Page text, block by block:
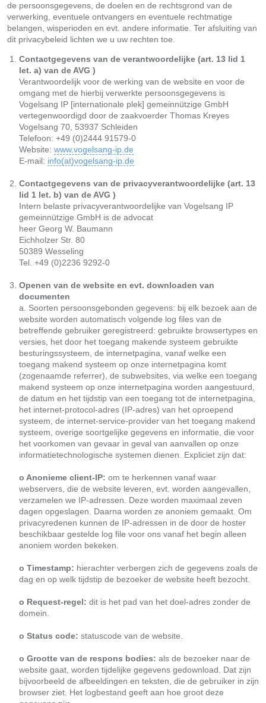
de persoonsgegevens, de doelen en de rechtsgrond van de
verwerking, eventuele ontvangers en eventuele rechtmatige
belangen, wisperioden en evt. andere informatie. Ter afsluiting van
dit privacybeleid lichten we u uw rechten toe.
Contactgegevens van de verantwoordelijke (art. 13 lid 1
let. a) van de AVG )
Verantwoordelijk voor de werking van de website en voor de
omgang met de hierbij verwerkte persoonsgegevens is
Vogelsang IP [internationale plek] gemeinnützige GmbH
vertegenwoordigd door de zaakvoerder Thomas Kreyes
Vogelsang 70, 53937 Schleiden
Telefoon: +49 (0)2444 91579-0
Website: www.vogelsang-ip.de
E-mail: info(at)vogelsang-ip.de
Contactgegevens van de privacyverantwoordelijke (art. 13
lid 1 let. b) van de AVG )
Intern belaste privacyverantwoordelijke van Vogelsang IP
gemeinnützige GmbH is de advocat
heer Georg W. Baumann
Eichholzer Str. 80
50389 Wesseling
Tel. +49 (0)2236 9292-0
Openen van de website en evt. downloaden van
documenten
a. Soorten persoonsgebonden gegevens: bij elk bezoek aan de
website worden automatisch volgende log files van de
betreffende gebruiker geregistreerd: gebruikte browsertypes en
versies, het door het toegang makende systeem gebruikte
besturingssysteem, de internetpagina, vanaf welke een
toegang makend systeem op onze internetpagina komt
(zogenaamde referrer), de subwebsites, via welke een toegang
makend systeem op onze internetpagina worden aangestuurd,
de datum en het tijdstip van een toegang tot de internetpagina,
het internet-protocol-adres (IP-adres) van het oproepend
systeem, de internet-service-provider van het toegang makend
systeem, overige soortgelijke gegevens en informatie, die voor
het voorkomen van gevaar in geval van aanvallen op onze
informatietechnologische systemen dienen. Expliciet zijn dat:
o Anonieme client-IP: om te herkennen vanaf waar
webservers, die de website leveren, evt. worden aangevallen,
verzamelen we IP-adressen. Deze worden maximaal zeven
dagen opgeslagen. Daarna worden ze anoniem gemaakt. Om
privacyredenen kunnen de IP-adressen in de door de hoster
beschikbaar gestelde log file voor ons vanaf het begin alleen
anoniem worden bekeken.
o Timestamp: hierachter verbergen zich de gegevens zoals de
dag en op welk tijdstip de bezoeker de website heeft bezocht.
o Request-regel: dit is het pad van het doel-adres zonder de
domein.
o Status code: statuscode van de website.
o Grootte van de respons bodies: als de bezoeker naar de
website gaat, worden tijdelijke gegevens gedownload. Dat zijn
bijvoorbeeld de afbeeldingen en teksten, die de gebruiker in zijn
browser ziet. Het logbestand geeft aan hoe groot deze